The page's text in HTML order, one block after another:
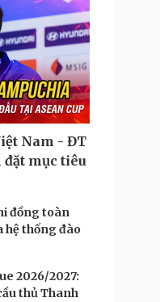
Nam - ĐT
mục tiêu
đồng toàn
hệ thống đào
2026/2027:
thủ Thanh